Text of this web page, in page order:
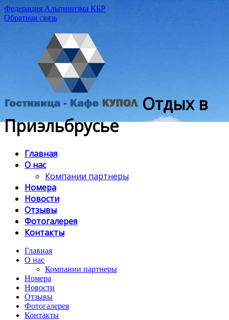
Федерация Альпинизма КБР
Обратная связь
Отдых в
Приэльбрусье
Главная
О нас
Компании партнеры
Номера
Новости
Отзывы
Фотогалерея
Контакты
Главная
О нас
Компании партнеры
Номера
Новости
Отзывы
Фотогалерея
Контакты